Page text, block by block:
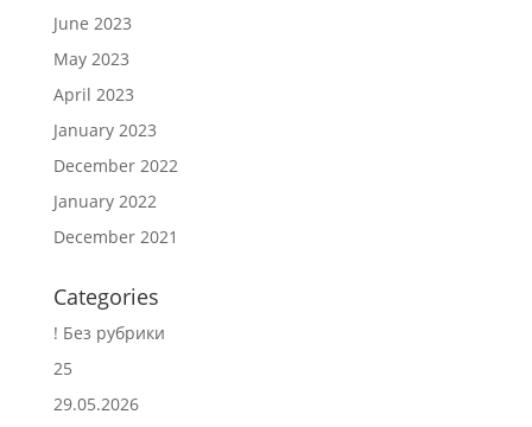
June 2023
May 2023
April 2023
January 2023
December 2022
January 2022
December 2021
Categories
! Без рубрики
25
29.05.2026